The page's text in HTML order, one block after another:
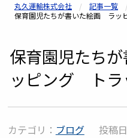
丸久運輸株式会社 記事一覧
保育園児たちが書いた絵画 ラッ
保育園児たち
ッピング トラ
カテゴリ： ブログ投稿日